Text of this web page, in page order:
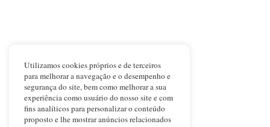
Utilizamos cookies próprios e de terceiros
para melhorar a navegação e o desempenho e
segurança do site, bem como melhorar a sua
experiência como usuário do nosso site e com
fins analíticos para personalizar o conteúdo
proposto e lhe mostrar anúncios relacionados